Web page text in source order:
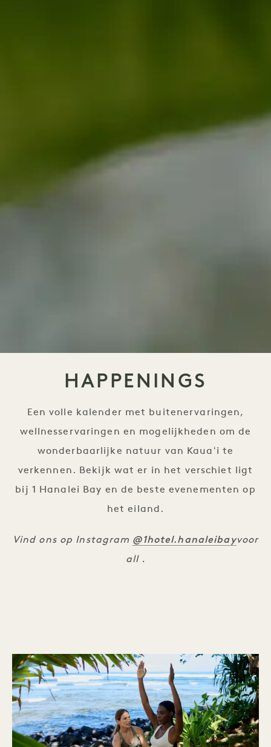
HAPPENINGS
Een volle kalender met buitenervaringen,
wellnesservaringen en mogelijkheden om de
wonderbaarlijke natuur van Kauaʻi te
verkennen. Bekijk wat er in het verschiet ligt
bij 1 Hanalei Bay en de beste evenementen op
het eiland.
Vind ons op Instagram @1hotel.hanaleibayvoor
all .